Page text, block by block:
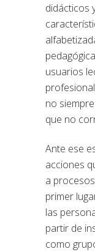
didácticos
usuarios
no
que no
Ante ese
acciones
a
primer
las
partir de
como